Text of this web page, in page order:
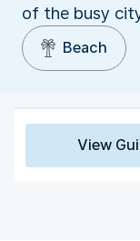
of the busy
Beach
View